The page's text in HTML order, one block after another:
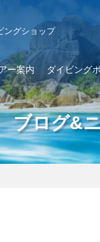
ングショップ
ブログ&
ー案内 ダイビング